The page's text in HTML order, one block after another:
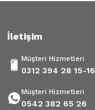
İletişim
Müşteri Hizmetleri
0312 394 28 15-16
Müşteri Hizmetleri
0542 382 65 26